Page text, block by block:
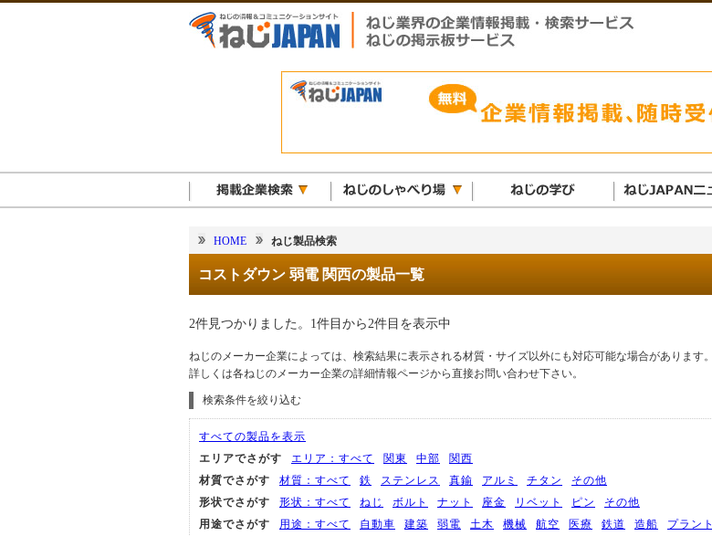
HOME ねじ製品検索
コストダウン 弱電 関西の製品一覧
2件見つかりました。1件目から2件目を表示中
ねじのメーカー企業によっては、検索結果に表示される材質・サイズ以外にも対応可能な場合があります。
詳しくは各ねじのメーカー企業の詳細情報ページから直接お問い合わせ下さい。
検索条件を絞り込む
すべての製品を表示
エリアでさがす
エリア：すべて 関東 中部
関西
材質でさがす
材質：すべて 鉄 ステンレス 真鍮 アルミ チタン
その他
形状でさがす
形状：すべて ねじ ボルト ナット 座金 リベット ピン
その他
用途でさがす
用途：すべて 自動車 建築 弱電 土木 機械 航空 医療 鉄道 造船
プラント